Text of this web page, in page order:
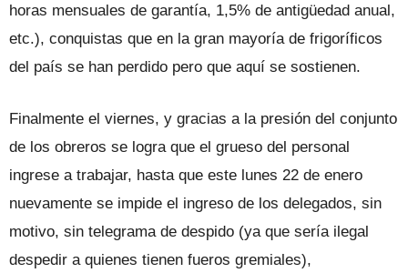
horas mensuales de garantía, 1,5% de antigüedad anual,
etc.), conquistas que en la gran mayoría de frigoríficos
del país se han perdido pero que aquí se sostienen.
Finalmente el viernes, y gracias a la presión del conjunto
de los obreros se logra que el grueso del personal
ingrese a trabajar, hasta que este lunes 22 de enero
nuevamente se impide el ingreso de los delegados, sin
motivo, sin telegrama de despido (ya que sería ilegal
despedir a quienes tienen fueros gremiales),